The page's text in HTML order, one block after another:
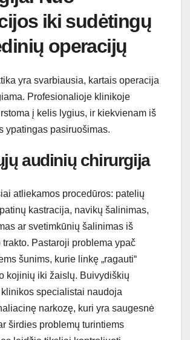
iki sudėtingų
operacijų
yra svarbiausia, kartais operacija
Profesionalioje klinikoje
į kelis lygius, ir kiekvienam iš
ypatingas pasiruošimas.
audinių chirurgija
atliekamos procedūros: patelių
kastracija, navikų šalinimas,
ar svetimkūnių šalinimas iš
Pastaroji problema ypač
šunims, kurie linkę „ragauti“
kojinių iki žaislų. Buivydiškių
specialistai naudoja
narkozę, kuri yra saugesnė
širdies problemų turintiems